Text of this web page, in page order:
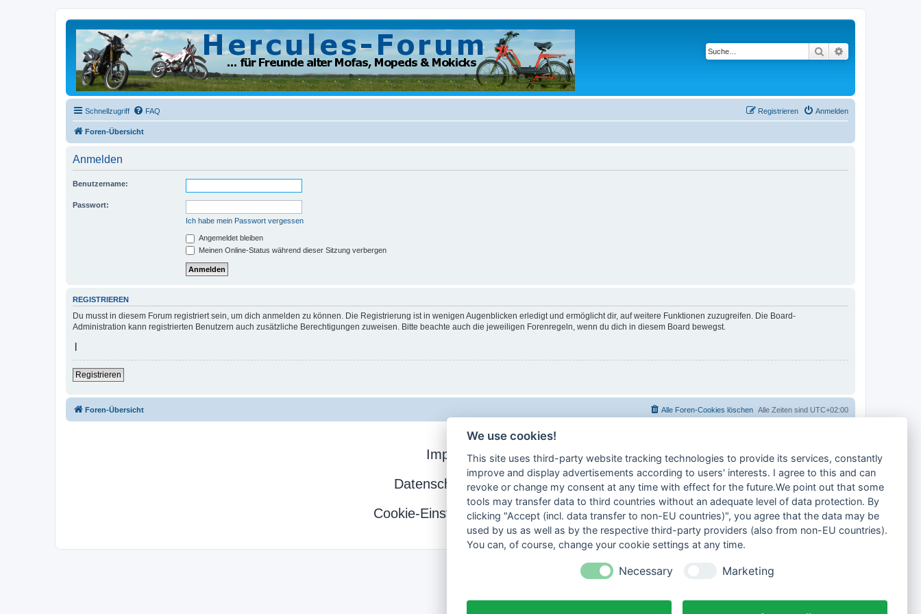
Suche
Schnellzugriff FAQ Anmelden
Registrieren
Foren-Übersicht
Anmelden
Benutzername:
Passwort:
Ich habe mein Passwort vergessen
Angemeldet bleiben
Meinen Online-Status während dieser Sitzung verbergen
REGISTRIEREN
Du musst in diesem Forum registriert sein, um dich anmelden zu können. Die Registrierung ist in wenigen Augenblicken erledigt und ermöglicht dir, auf weitere Funktionen zuzugreifen. Die Board-
Administration kann registrierten Benutzern auch zusätzliche Berechtigungen zuweisen. Bitte beachte auch die jeweiligen Forenregeln, wenn du dich in diesem Board bewegst.
|
Registrieren
Foren-Übersicht Alle Zeiten sind UTC+02:00
Alle Foren-Cookies löschen
Impressum
Datenschutzerklärung
Cookie-Einstellungen ändern
We use cookies!
This site uses third-party website tracking technologies to provide its services, constantly
improve and display advertisements according to users' interests. I agree to this and can
revoke or change my consent at any time with effect for the future.We point out that some
tools may transfer data to third countries without an adequate level of data protection. By
clicking "Accept (incl. data transfer to non-EU countries)", you agree that the data may be
used by us as well as by the respective third-party providers (also from non-EU countries).
You can, of course, change your cookie settings at any time.
Necessary Marketing